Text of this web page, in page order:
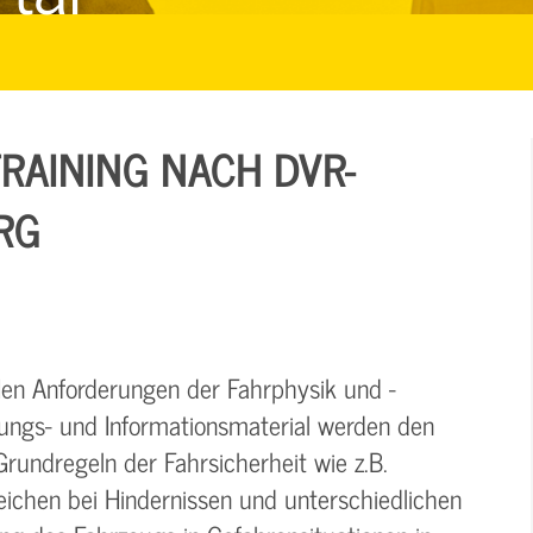
NACH DVR-
Anforderungen der Fahrphysik und -
und Informationsmaterial werden den
der Fahrsicherheit wie z.B.
bei Hindernissen und unterschiedlichen